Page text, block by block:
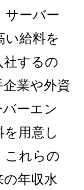
サーバー
い給料を
社するの
業や外資
ーエン
用意し
これらの
年収水